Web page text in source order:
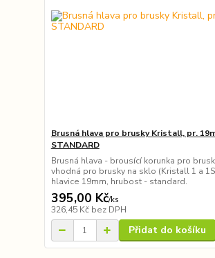
Brusná hlava pro brusky Kristall, pr.
STANDARD
Brusná hlava - brousící korunka pro
vhodná pro brusky na sklo (Kristall 1 a
hlavice 19mm, hrubost - standard.
395,00 Kč/ks
326,45 Kč bez DPH
Přidat do košíku